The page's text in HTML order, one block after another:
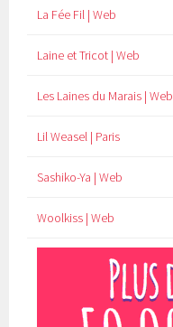
La Fée Fil | Web
Laine et Tricot | Web
Les Laines du Marais | Web
Lil Weasel | Paris
Sashiko-Ya | Web
Woolkiss | Web